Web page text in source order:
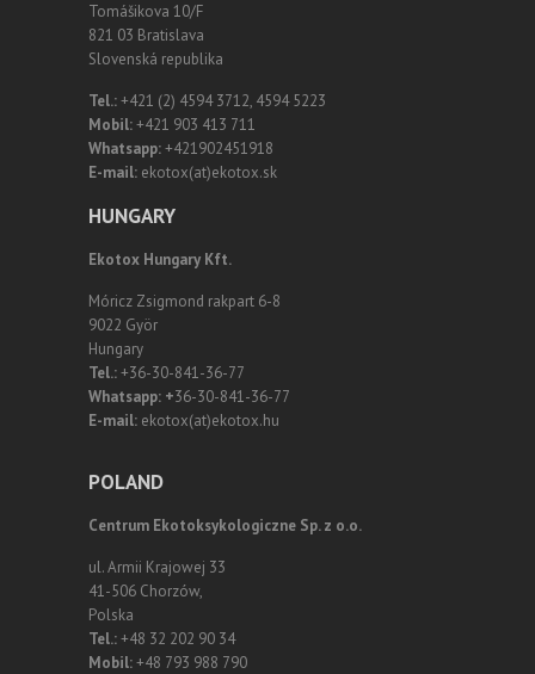
Tomášikova 10/F
821 03 Bratislava
Slovenská republika
Tel.:+421 (2) 4594 3712, 4594 5223
Mobil:+421 903 413 711
Whatsapp:+421902451918
E-mail: ekotox(at)ekotox.sk
HUNGARY
Ekotox Hungary Kft.
Móricz Zsigmond rakpart 6-8
9022 Györ
Hungary
Tel.:+36-30-841-36-77
Whatsapp: +36-30-841-36-77
E-mail: ekotox(at)ekotox.hu
POLAND
Centrum Ekotoksykologiczne Sp. z o.o.
ul. Armii Krajowej 33
41-506 Chorzów,
Polska
Tel.:+48 32 202 90 34
Mobil:+48 793 988 790